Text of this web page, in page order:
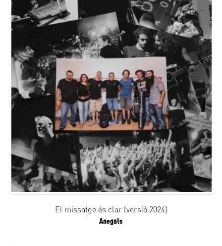
El missatge és clar (versió 2024)
Anegats